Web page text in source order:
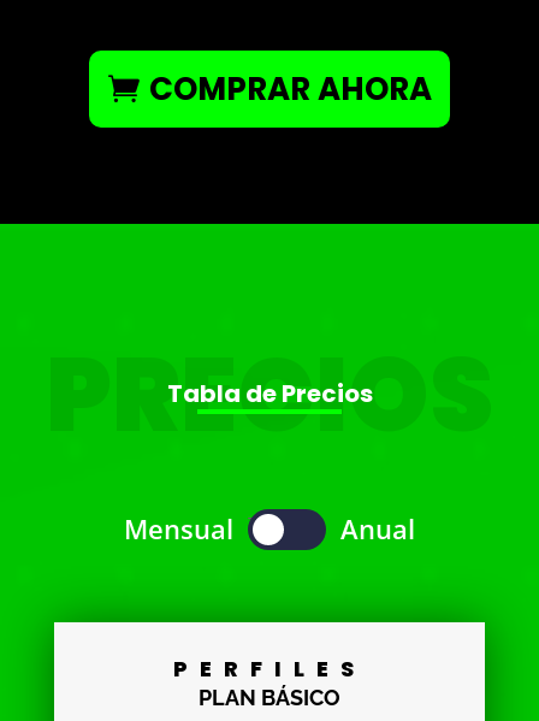
COMPRAR AHORA
PRECIOS
Tabla de Precios
Mensual TUBOL Anual
PERFILES
PLAN BÁSICO